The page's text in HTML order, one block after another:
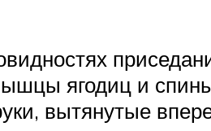
ягодиц и
вытянутые